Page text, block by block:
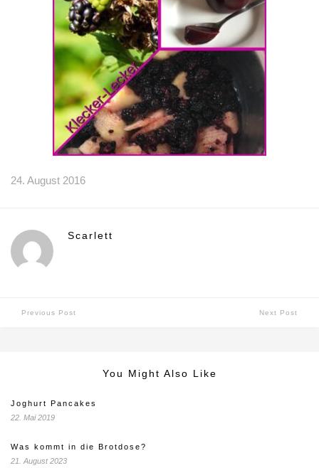
24. August 2016
Scarlett
Previous Post Next Post
You Might Also Like
Joghurt Pancakes
22. Mai 2019
Was kommt in die Brotdose?
21. August 2023